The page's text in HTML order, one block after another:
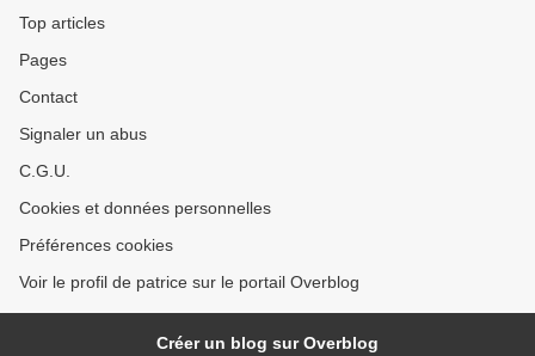
Top articles
Pages
Contact
Signaler un abus
C.G.U.
Cookies et données personnelles
Préférences cookies
Voir le profil de patrice sur le portail Overblog
Créer un blog sur Overblog